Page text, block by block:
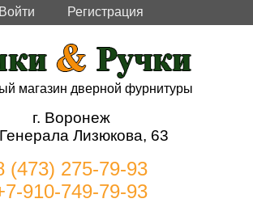
Войти Регистрация
магазин дверной фурнитуры
г. Воронеж
Лизюкова, 63
(473) 275-79-93
910-749-79-93